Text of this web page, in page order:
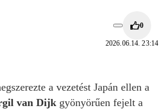
0
2026.06.14. 23:14
a vezetést Japán ellen a
van Dijk gyönyörűen fejelt a